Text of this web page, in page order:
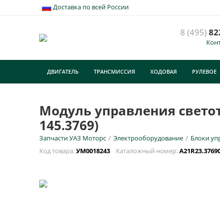
Доставка по всей России
8 (495)
ДВИГАТЕЛЬ ТРАНСМИССИЯ ХОДОВАЯ РУЛЕВОЕ
Модуль управления
145.3769)
Запчасти УАЗ Моторс / Электрооборудование / Блоки
Код товара:УМ0018243 Каталожный номер: